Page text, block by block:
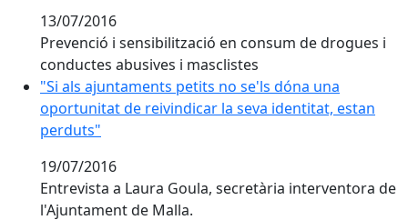
13/07/2016
Prevenció i sensibilització en consum de drogues i
conductes abusives i masclistes
"Si als ajuntaments petits no se'ls dóna una
"Si als ajuntaments petits no se'ls dóna una
oportunitat de reivindicar la seva identitat, estan
perduts"
19/07/2016
Entrevista a Laura Goula, secretària interventora de
l'Ajuntament de Malla.